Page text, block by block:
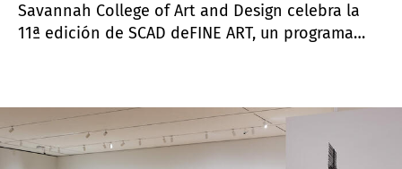
Savannah College of Art and Design celebra la
11ª edición de SCAD deFINE ART, un programa
establecidos y otros visionarios creativos.